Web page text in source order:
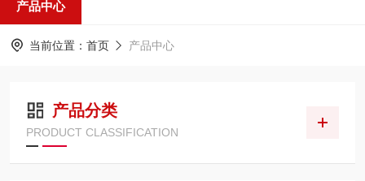
产品中心
当前位置： 首页 产品中心
产品分类
PRODUCT CLASSIFICATION